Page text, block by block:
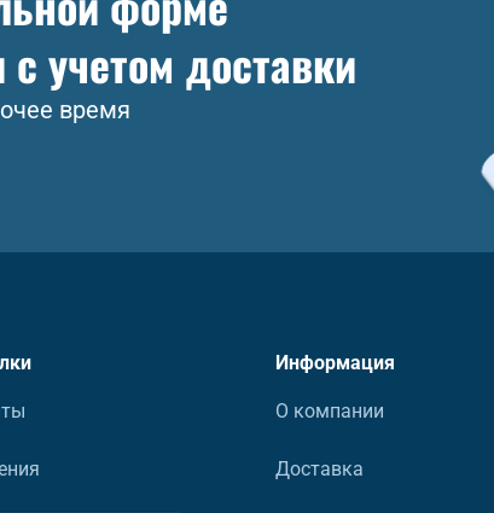
учетом доставки
время
Информация
О компании
Доставка